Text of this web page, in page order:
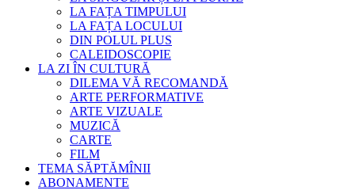
LA FAȚA TIMPULUI
LA FAȚA LOCULUI
DIN POLUL PLUS
CALEIDOSCOPIE
LA ZI ÎN CULTURĂ
DILEMA VĂ RECOMANDĂ
ARTE PERFORMATIVE
ARTE VIZUALE
MUZICĂ
CARTE
FILM
TEMA SĂPTĂMÎNII
ABONAMENTE